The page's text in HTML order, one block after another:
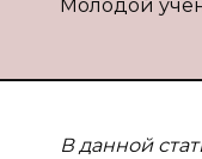
Молодой
Вданной